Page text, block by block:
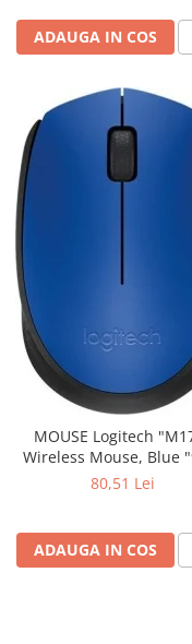
ADAUGA IN COS
MOUSE Logitech "M171"
Wireless Mouse, Blue "910-
80,51 Lei
ADAUGA IN COS